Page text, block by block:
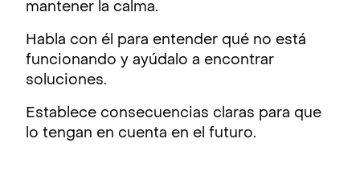
mantener la calma.
Habla con él para entender qué no está
funcionando y ayúdalo a encontrar
soluciones.
Establece consecuencias claras para que
lo tengan en cuenta en el futuro.